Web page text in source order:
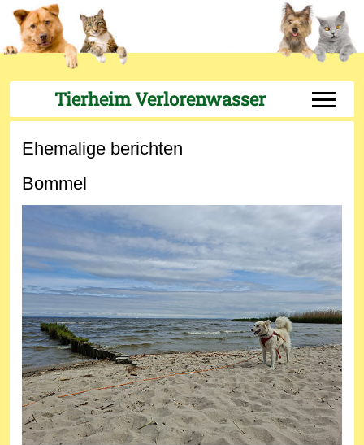
Tierheim Verlorenwasser Off-
Ehemalige berichten
Bommel